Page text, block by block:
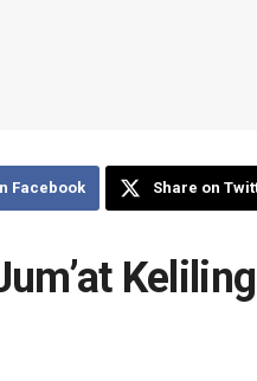
Facebook Share on